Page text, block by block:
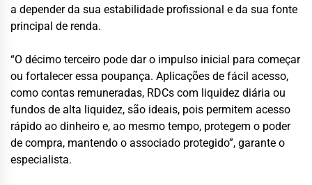
a depender da sua estabilidade profissional e da sua fonte
principal de renda.
“O décimo terceiro pode dar o impulso inicial para começar
ou fortalecer essa poupança. Aplicações de fácil acesso,
como contas remuneradas, RDCs com liquidez diária ou
fundos de alta liquidez, são ideais, pois permitem acesso
rápido ao dinheiro e, ao mesmo tempo, protegem o poder
de compra, mantendo o associado protegido”, garante o
especialista.